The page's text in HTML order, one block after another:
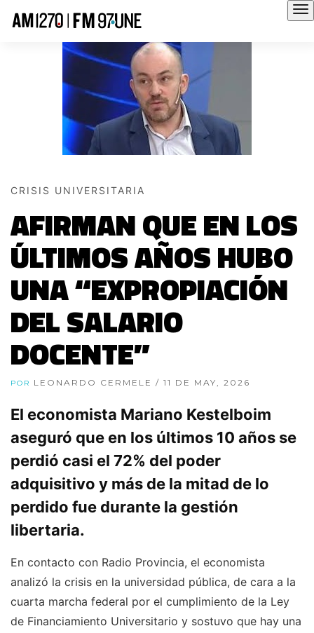
CRISIS UNIVERSITARIA
AFIRMAN QUE EN LOS
ÚLTIMOS AÑOS HUBO
UNA “EXPROPIACIÓN
DEL SALARIO
DOCENTE”
POR LEONARDO CERMELE / 11 DE MAY, 2026
El economista Mariano Kestelboim
aseguró que en los últimos 10 años se
perdió casi el 72% del poder
adquisitivo y más de la mitad de lo
perdido fue durante la gestión
libertaria.
En contacto con Radio Provincia, el economista
analizó la crisis en la universidad pública, de cara a la
cuarta marcha federal por el cumplimiento de la Ley
de Financiamiento Universitario y sostuvo que hay una